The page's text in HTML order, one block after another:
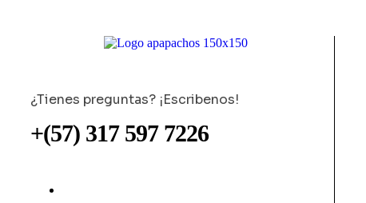
¿Tienes preguntas? ¡Escribenos!
+(57) 317 597 7226